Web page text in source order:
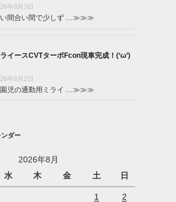
年8月3日
間合い間で少しず … ≫≫≫
イースCVTターボFcon現車完成！(‘ω’)
年8月2日
児の通勤用ミライ … ≫≫≫
ダー
2026年8月
水
木 金 土 日
1 2